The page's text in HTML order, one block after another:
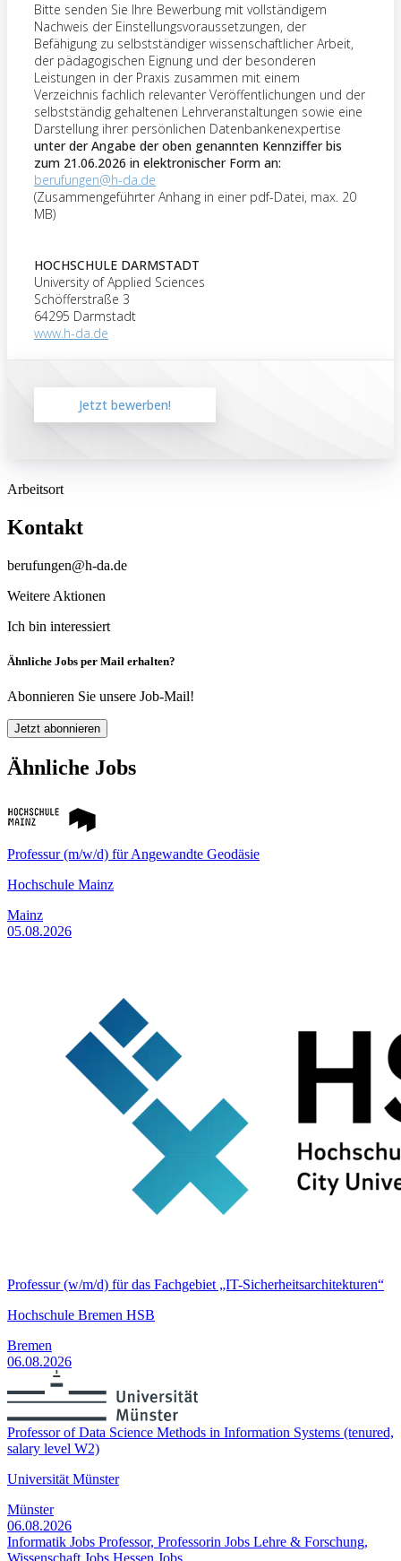
Bitte senden Sie Ihre Bewerbung mit vollständigem
Nachweis der Einstellungsvoraussetzungen, der
Befähigung zu selbstständiger wissenschaftlicher Arbeit,
der pädagogischen Eignung und der besonderen
Leistungen in der Praxis zusammen mit einem
Verzeichnis fachlich relevanter Veröffentlichungen und der
selbstständig gehaltenen Lehrveranstaltungen sowie eine
Darstellung ihrer persönlichen Datenbankenexpertise
unter der Angabe der oben genannten Kennziffer bis
zum 21.06.2026 in elektronischer Form an:
berufungen@h-da.de
(Zusammengeführter Anhang in einer pdf-Datei, max. 20
MB)
HOCHSCHULE DARMSTADT
University of Applied Sciences
Schöfferstraße 3
64295 Darmstadt
www.h-da.de
Jetzt bewerben!
Arbeitsort
Kontakt
berufungen@h-da.de
Weitere Aktionen
Ich bin interessiert
Ähnliche Jobs per Mail erhalten?
Abonnieren Sie unsere Job-Mail!
Jetzt abonnieren
Ähnliche Jobs
Professur (m/w/d) für Angewandte Geodäsie
Hochschule Mainz
Mainz
05.08.2026
Professur (w/m/d) für das Fachgebiet „IT-Sicherheitsarchitekturen“
Hochschule Bremen HSB
Bremen
06.08.2026
Professor of Data Science Methods in Information Systems (tenured,
salary level W2)
Universität Münster
Münster
06.08.2026
Informatik Jobs Professor, Professorin Jobs Lehre & Forschung,